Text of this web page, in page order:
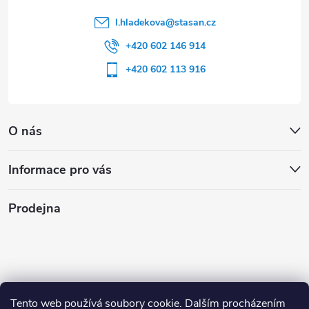
Tento web používá soubory cookie. Dalším procházením
O nás
Informace pro vás
l.hladekova@stasan.cz
+420 602 146 914
+420 602 113 916
Prodejna